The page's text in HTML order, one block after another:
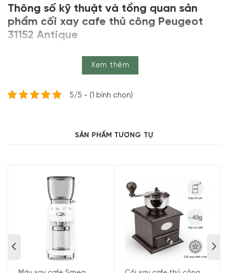
Thông số kỹ thuật và tổng quan sản
phẩm cối xay cafe thủ công Peugeot
31152 Antique
Thông số kỹ thuật
PEUGEOT
Model:31152
~30 g
Tùy chỉnh độ thô/mịn khi xay một cách linh hoạt, đáp
ứng đa dạng nhu cầu pha chế
Dễ dàng thao tác với tay quay
Thân cối được chế tác từ gỗ dẻ gai đạt chứng nhận
bền vững PEFC
Xem thêm
5/5 - (1 bình chọn)
SẢN PHẨM TƯƠNG TỰ